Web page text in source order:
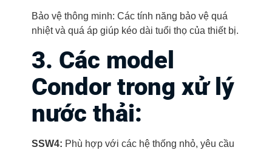
Bảo vệ thông minh: Các tính năng bảo vệ quá
nhiệt và quá áp giúp kéo dài tuổi thọ của thiết bị.
3. Các model
Condor trong xử lý
nước thải:
SSW4: Phù hợp với các hệ thống nhỏ, yêu cầu